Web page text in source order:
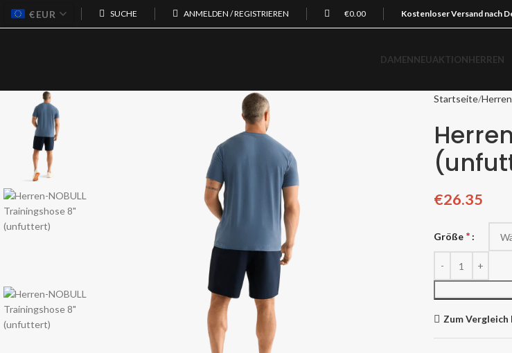
€EUR SUCHE ANMELDEN / REGISTRIEREN €0.00 Kostenloser Versand nach
DAMENNEUAKTIONHERREN
Startseite Herren
€26.35
Größe *
Zum Vergleich